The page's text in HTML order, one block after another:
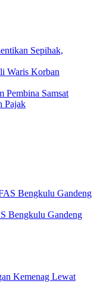
Sepihak,
Waris Korban
Pembina Samsat
Pajak
Bengkulu Gandeng